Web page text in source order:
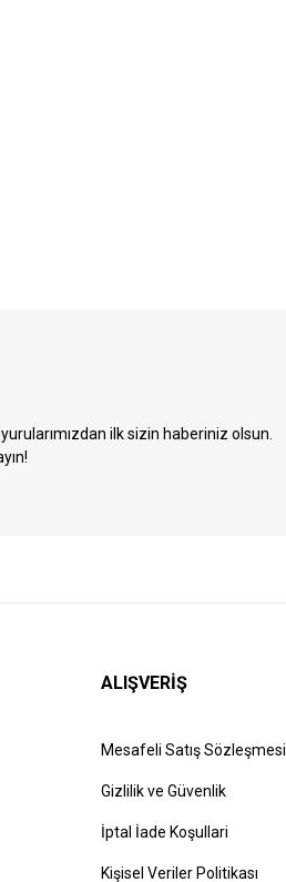
ilk sizin haberiniz olsun.
ALIŞVERİŞ
Mesafeli Satış Sözleşmesi
Gizlilik ve Güvenlik
İptal İade Koşullari
Kişisel Veriler Politikası